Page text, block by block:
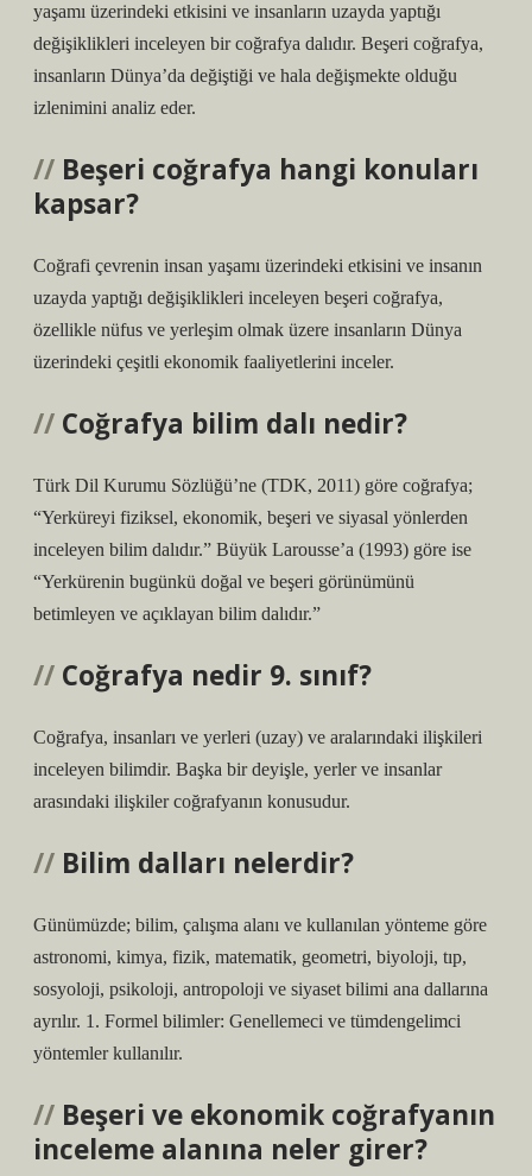
yaşamı üzerindeki etkisini ve insanların uzayda yaptığı
değişiklikleri inceleyen bir coğrafya dalıdır. Beşeri coğrafya,
insanların Dünya’da değiştiği ve hala değişmekte olduğu
izlenimini analiz eder.
Beşeri coğrafya hangi konuları
kapsar?
Coğrafi çevrenin insan yaşamı üzerindeki etkisini ve insanın
uzayda yaptığı değişiklikleri inceleyen beşeri coğrafya,
özellikle nüfus ve yerleşim olmak üzere insanların Dünya
üzerindeki çeşitli ekonomik faaliyetlerini inceler.
Coğrafya bilim dalı nedir?
Türk Dil Kurumu Sözlüğü’ne (TDK, 2011) göre coğrafya;
“Yerküreyi fiziksel, ekonomik, beşeri ve siyasal yönlerden
inceleyen bilim dalıdır.” Büyük Larousse’a (1993) göre ise
“Yerkürenin bugünkü doğal ve beşeri görünümünü
betimleyen ve açıklayan bilim dalıdır.”
Coğrafya nedir 9. sınıf?
Coğrafya, insanları ve yerleri (uzay) ve aralarındaki ilişkileri
inceleyen bilimdir. Başka bir deyişle, yerler ve insanlar
arasındaki ilişkiler coğrafyanın konusudur.
Bilim dalları nelerdir?
Günümüzde; bilim, çalışma alanı ve kullanılan yönteme göre
astronomi, kimya, fizik, matematik, geometri, biyoloji, tıp,
sosyoloji, psikoloji, antropoloji ve siyaset bilimi ana dallarına
ayrılır. 1. Formel bilimler: Genellemeci ve tümdengelimci
yöntemler kullanılır.
Beşeri ve ekonomik coğrafyanın
inceleme alanına neler girer?